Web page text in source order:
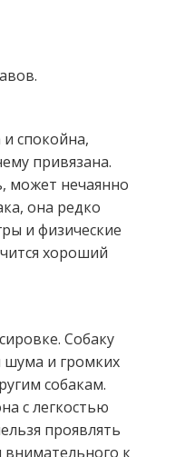
спокойна,
привязана.
может нечаянно
она редко
и физические
хороший
Собаку
шума и громких
собакам.
с легкостью
проявлять
к